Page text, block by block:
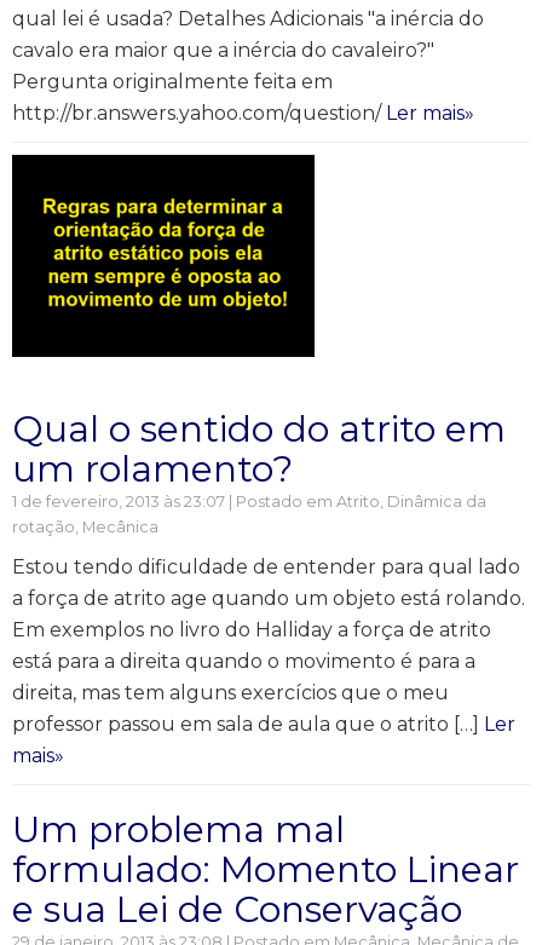
qual lei é usada? Detalhes Adicionais "a inércia do
cavalo era maior que a inércia do cavaleiro?"
Pergunta originalmente feita em
http://br.answers.yahoo.com/question/ Ler mais»
Qual o sentido do atrito em
um rolamento?
1 de fevereiro, 2013 às 23:07 | Postado em Atrito, Dinâmica da
rotação, Mecânica
Estou tendo dificuldade de entender para qual lado
a força de atrito age quando um objeto está rolando.
Em exemplos no livro do Halliday a força de atrito
está para a direita quando o movimento é para a
direita, mas tem alguns exercícios que o meu
professor passou em sala de aula que o atrito […] Ler
mais»
Um problema mal
formulado: Momento Linear
e sua Lei de Conservação